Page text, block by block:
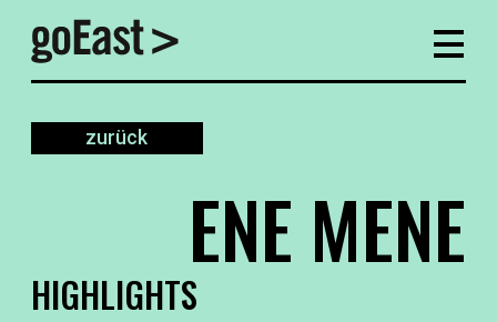
zurück
ENE MENE
HIGHLIGHTS